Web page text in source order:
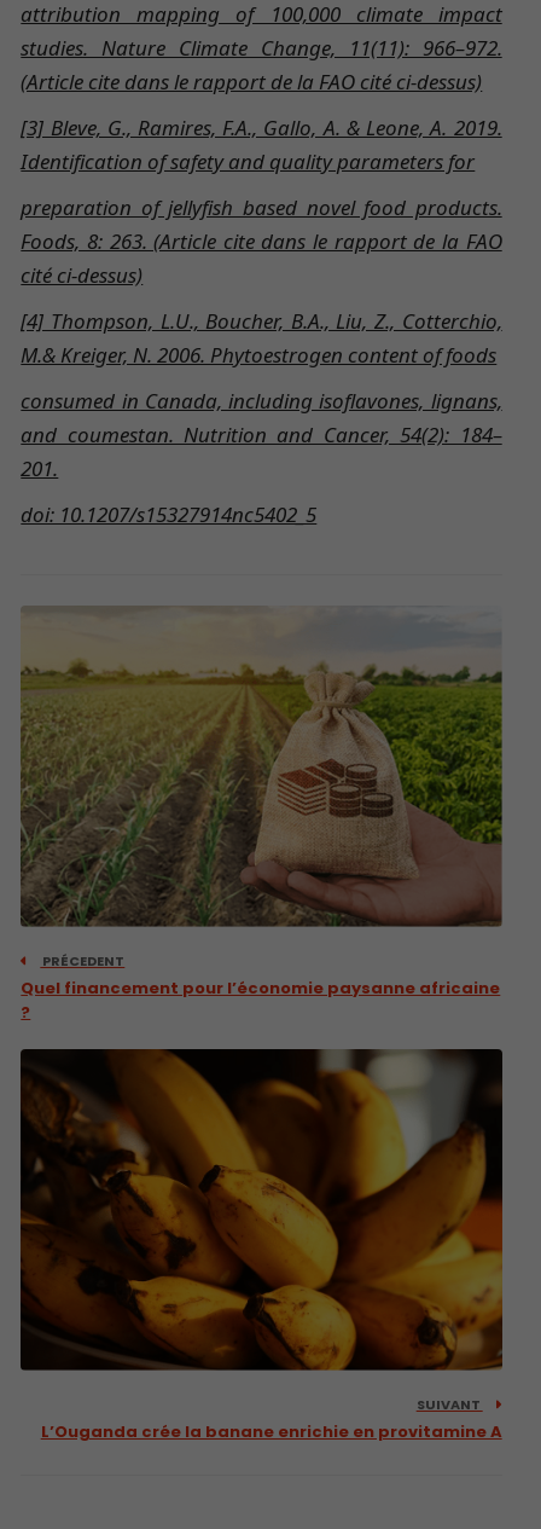
attribution mapping of 100,000 climate impact
studies. Nature Climate Change, 11(11): 966–972.
(Article cite dans le rapport de la FAO cité ci-dessus)
[3] Bleve, G., Ramires, F.A., Gallo, A. & Leone, A. 2019.
Identification of safety and quality parameters for
preparation of jellyfish based novel food products.
Foods, 8: 263. (Article cite dans le rapport de la FAO
cité ci-dessus)
[4] Thompson, L.U., Boucher, B.A., Liu, Z., Cotterchio,
M.& Kreiger, N. 2006. Phytoestrogen content of foods
consumed in Canada, including isoflavones, lignans,
and coumestan. Nutrition and Cancer, 54(2): 184–
201.
doi: 10.1207/s15327914nc5402_5
PRÉCEDENT
Quel financement pour l’économie paysanne africaine
?
SUIVANT
L’Ouganda crée la banane enrichie en provitamine A